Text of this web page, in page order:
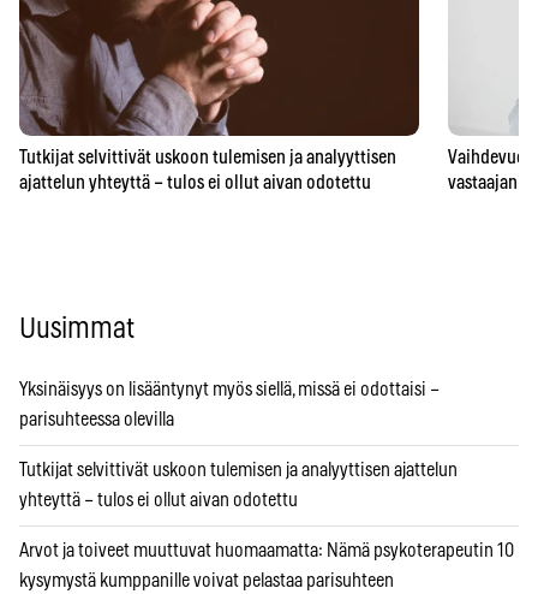
Tutkijat selvittivät uskoon tulemisen ja analyyttisen
ajattelun yhteyttä – tulos ei ollut aivan odotettu
vastaajan
Uusimmat
Yksinäisyys on lisääntynyt myös siellä, missä ei odottaisi –
parisuhteessa olevilla
Tutkijat selvittivät uskoon tulemisen ja analyyttisen ajattelun
yhteyttä – tulos ei ollut aivan odotettu
Arvot ja toiveet muuttuvat huomaamatta: Nämä psykoterapeutin 10
kysymystä kumppanille voivat pelastaa parisuhteen